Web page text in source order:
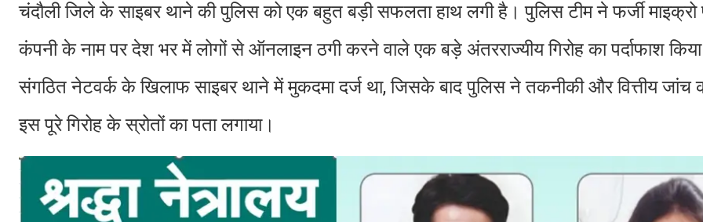
चंदौली जिले के साइबर थाने की पुलिस को एक बहुत बड़ी सफलता हाथ लगी है। पुलिस टीम ने फर्जी
कंपनी के नाम पर देश भर में लोगों से ऑनलाइन ठगी करने वाले एक बड़े अंतरराज्यीय गिरोह का पर्दाफाश
संगठित नेटवर्क के खिलाफ साइबर थाने में मुकदमा दर्ज था, जिसके बाद पुलिस ने तकनीकी और वित्तीय जांच
इस पूरे गिरोह के स्रोतों का पता लगाया।